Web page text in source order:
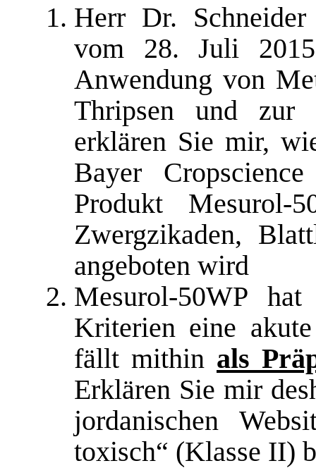
Herr Dr.
vom 28. Juli 2015
Anwendung von
Thripsen und zur
erklären Sie mir,
Bayer
Produkt Mesurol-
Zwergzikaden,
angeboten wird
Mesurol-50WP
Kriterien eine
fällt mithin als
Erklären Sie mir
jordanischen
toxisch“ (Klasse II)